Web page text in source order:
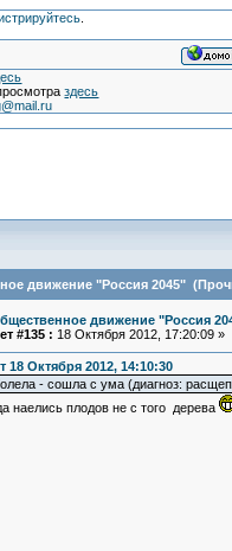
.
здесь
движение "Россия 2045"
движение "Россия
#135 : 18 Октября 2012, 17:20:09 »
18 Октября 2012, 14:10:30
- сошла с ума (диагноз:
наелись плодов не с того дерева